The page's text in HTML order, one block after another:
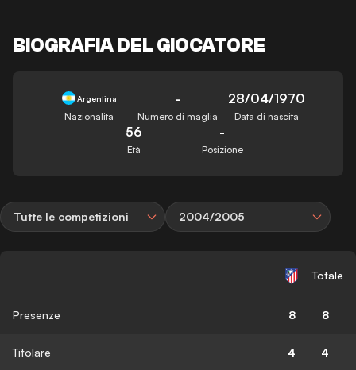
BIOGRAFIA DEL GIOCATORE
Argentina
Nazionalità
-
Numero di maglia
28/04/1970
Data di nascita
56
Età
-
Posizione
Tutte le competizioni 2004/2005
Totale
Presenze 8 8
Titolare 4 4